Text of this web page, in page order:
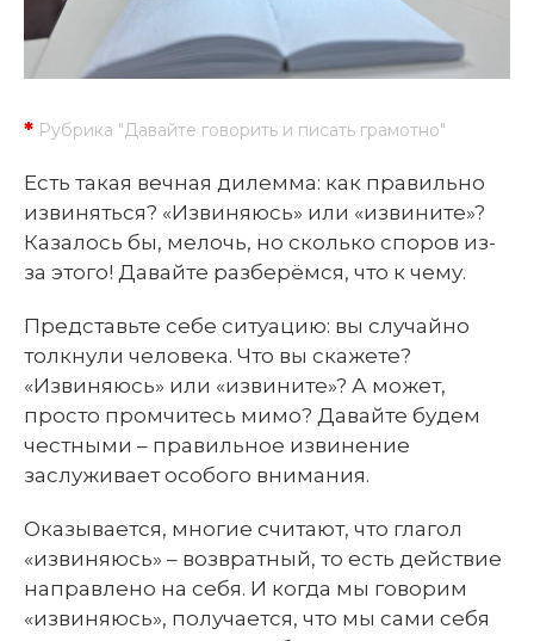
* Рубрика "Давайте говорить и писать грамотно"
Есть такая вечная дилемма: как правильно
извиняться? «Извиняюсь» или «извините»?
Казалось бы, мелочь, но сколько споров из-
за этого! Давайте разберёмся, что к чему.
Представьте себе ситуацию: вы случайно
толкнули человека. Что вы скажете?
«Извиняюсь» или «извините»? А может,
просто промчитесь мимо? Давайте будем
честными – правильное извинение
заслуживает особого внимания.
Оказывается, многие считают, что глагол
«извиняюсь» – возвратный, то есть действие
направлено на себя. И когда мы говорим
«извиняюсь», получается, что мы сами себя